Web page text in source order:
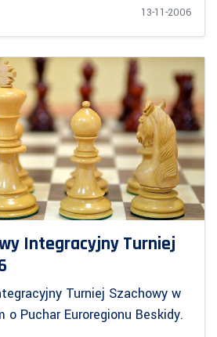
13-11-2006
Integracyjny Turniej
Turniej Szachowy w
o Puchar Euroregionu Beskidy.